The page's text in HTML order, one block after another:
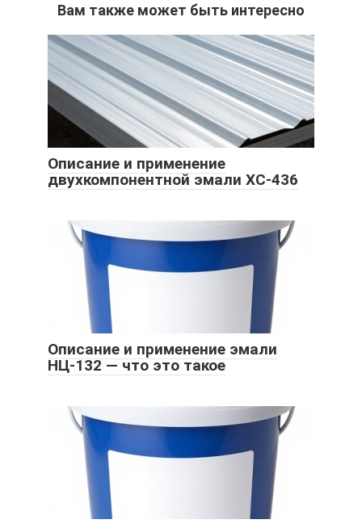
Вам также может быть интересно
Описание и применение
двухкомпонентной эмали ХС-436
Описание и применение эмали
НЦ-132 — что это такое